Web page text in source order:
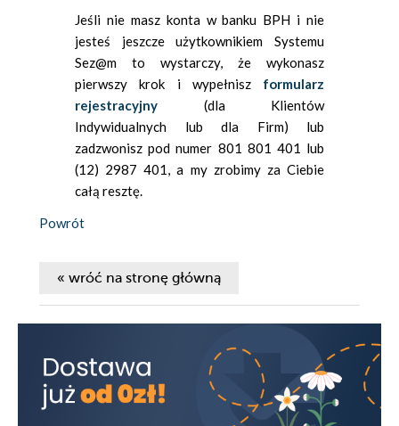
Jeśli nie masz konta w banku BPH i nie
jesteś jeszcze użytkownikiem Systemu
Sez@m to wystarczy, że wykonasz
pierwszy krok i wypełnisz formularz
rejestracyjny (dla Klientów
Indywidualnych lub dla Firm) lub
zadzwonisz pod numer 801 801 401 lub
(12) 2987 401, a my zrobimy za Ciebie
całą resztę.
Powrót
« wróć na stronę główną